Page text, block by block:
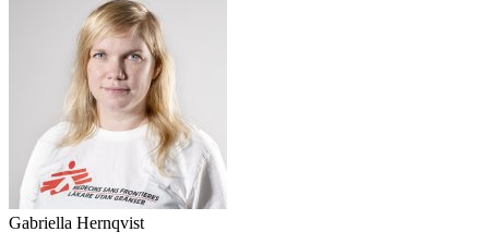
Gabriella Hernqvist